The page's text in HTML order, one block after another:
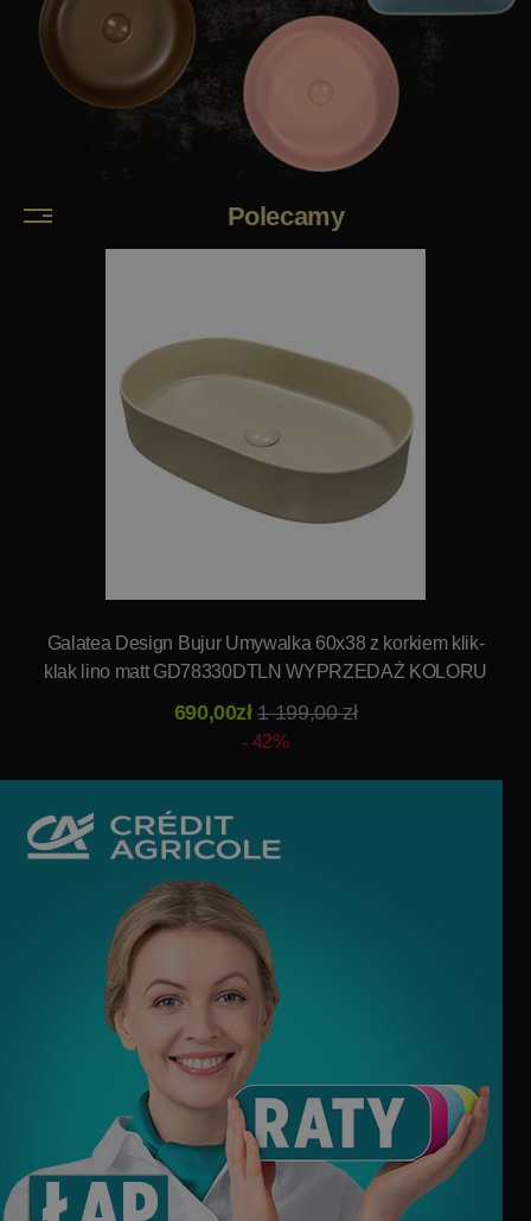
Polecamy
Galatea Design Bujur Umywalka 60x38 z korkiem klik-
klak lino matt GD78330DTLN WYPRZEDAŻ KOLORU
690,00zł 1 199,00 zł
42%